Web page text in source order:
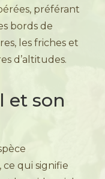
préférant
bords de
les friches et
d’altitudes.
et son
, ce qui signifie